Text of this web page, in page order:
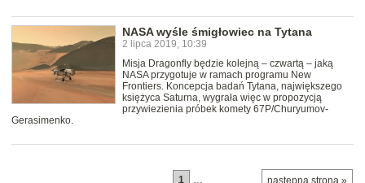
NASA wyśle śmigłowiec na Tytana
2 lipca 2019, 10:39
Misja Dragonfly będzie kolejną – czwartą – jaką
NASA przygotuje w ramach programu New
Frontiers. Koncepcja badań Tytana, największego
księżyca Saturna, wygrała więc w propozycją
przywiezienia próbek komety 67P/Churyumov-
Gerasimenko.
1 …